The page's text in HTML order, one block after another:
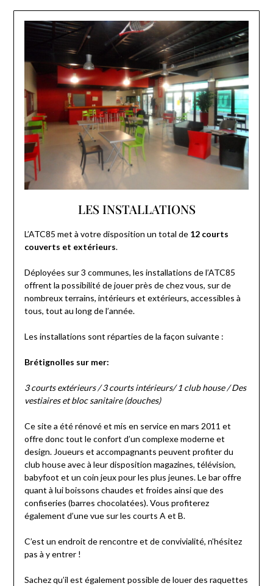
LES INSTALLATIONS
L’ATC85 met à votre disposition un total de 12 courts
couverts et extérieurs.
Déployées sur 3 communes, les installations de l’ATC85
offrent la possibilité de jouer près de chez vous, sur de
nombreux terrains, intérieurs et extérieurs, accessibles à
tous, tout au long de l’année.
Les installations sont réparties de la façon suivante :
Brétignolles sur mer:
3 courts extérieurs / 3 courts intérieurs/ 1 club house / Des
vestiaires et bloc sanitaire (douches)
Ce site a été rénové et mis en service en mars 2011 et
offre donc tout le confort d’un complexe moderne et
design. Joueurs et accompagnants peuvent profiter du
club house avec à leur disposition magazines, télévision,
babyfoot et un coin jeux pour les plus jeunes. Le bar offre
quant à lui boissons chaudes et froides ainsi que des
confiseries (barres chocolatées). Vous profiterez
également d’une vue sur les courts A et B.
C’est un endroit de rencontre et de convivialité, n’hésitez
pas à y entrer !
Sachez qu’il est également possible de louer des raquettes